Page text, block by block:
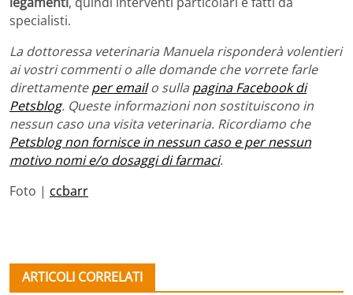
specialisti.
La dottoressa veterinaria Manuela risponderà volentieri
ai vostri commenti o alle domande che vorrete farle
direttamenteper emailo sulla pagina Facebook di
Petsblog. Queste informazioni non sostituiscono in
nessun caso una visita veterinaria. Ricordiamo che
Petsblog non fornisce in nessun caso e per nessun
motivo nomi e/o dosaggi di farmaci.
Foto | ccbarr
ARTICOLI CORRELATI